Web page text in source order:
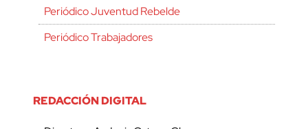
Periódico Juventud Rebelde
Periódico Trabajadores
REDACCIÓN DIGITAL